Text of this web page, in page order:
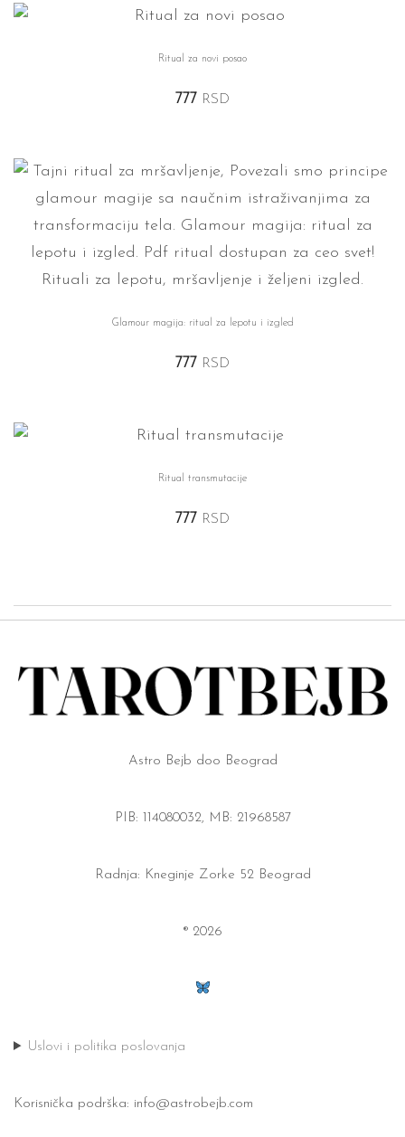
Ritual za novi posao
777 RSD
Glamour magija: ritual za lepotu i izgled
777 RSD
Ritual transmutacije
777 RSD
Astro Bejb doo Beograd
PIB: 114080032, MB: 21968587
Radnja: Kneginje Zorke 52 Beograd
® 2026
Uslovi i politika poslovanja
Korisnička podrška: info@astrobejb.com